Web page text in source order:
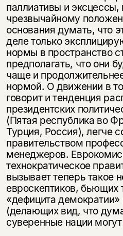
паллиативы и
чрезвычайному
основания думать, что
деле только
нормы в пространство
предполагать, что они
чаще и
нормой. О движении в
говорит и тенденция
президентских
(Пятая республика во
Турция, Россия), легче
правительством
менеджеров.
технократическое
вызывает теперь такое
евроскептиков, бьющих
«дефицита
(делающих вид, что
суверенные нации